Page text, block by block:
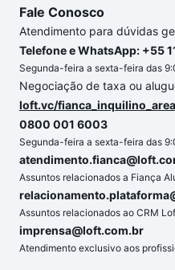
Fale Conosco
Atendimento para dúvidas
Telefone e WhatsApp: +55
Segunda-feira a sexta-feira das
Negociação de taxa ou
loft.vc/
0800 001 6003
Segunda-feira a sexta-feira das
Assuntos relacionados a Fiança
Assuntos relacionados ao CRM
imprensa@loft.com.br
Atendimento exclusivo aos